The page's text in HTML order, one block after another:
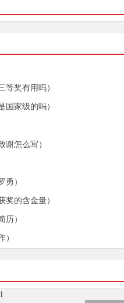
等奖有用吗）
国家级的吗）
谢怎么写）
勇）
奖的含金量）
历）
）